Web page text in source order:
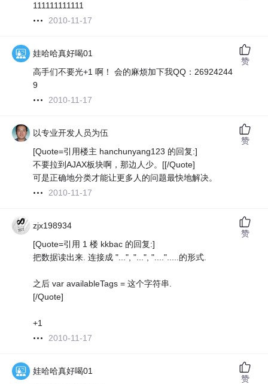
111111111111
2010-11-17
娃哈哈真好喝01
高手们不要光+1 啊！ 会的麻烦加下我QQ：26924244
9
2010-11-17
赞
以专业开发人员为伍
[Quote=引用楼主 hanchunyang123 的回复:]
不要拉到AJAX板块啊，那边人少。[[/Quote]
可是正确地分类才能让更多人的问题最快地解决。
2010-11-17
赞
zjx198934
[Quote=引用 1 楼 kkbac 的回复:]
把数据读出来. 连接成 "...", "...", "....".....的形式.
之后 var availableTags = 这个字符串.
[/Quote]
+1
2010-11-17
赞
娃哈哈真好喝01
赞